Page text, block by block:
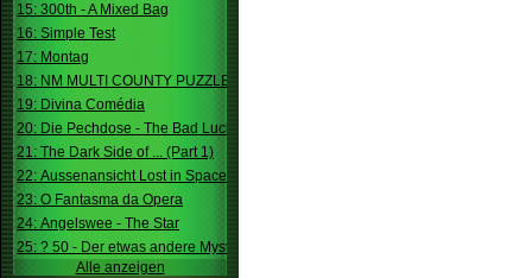
15: 300th - A Mixed Bag
16: Simple Test
17: Montag
18: NM MULTI COUNTY PUZZLE
19: Divina Comédia
20: Die Pechdose - The Bad Luck Box
21: The Dark Side of ... (Part 1)
22: Aussenansicht Lost in Space
23: O Fantasma da Opera
24: Angelswee - The Star
25: ? 50 - Der etwas andere Mystery
Alle anzeigen